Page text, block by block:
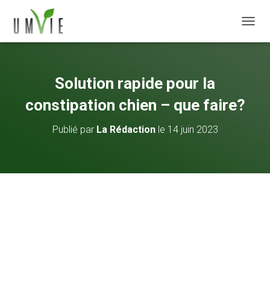
Solution rapide pour la
constipation chien – que faire?
Publié par La Rédactionle 14 juin 2023